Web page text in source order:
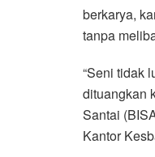
e
b
o
k
t
t
r
berkarya,
tanpa
“Seni tidak
dituangkan
Santai
Kantor